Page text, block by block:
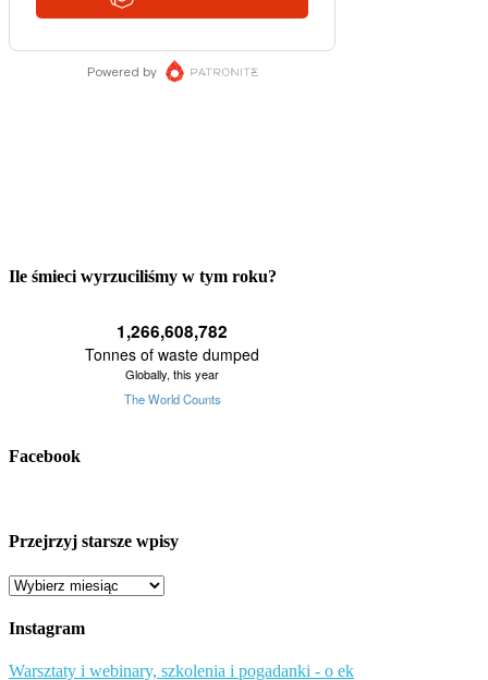
Ile śmieci wyrzuciliśmy w tym roku?
Facebook
Przejrzyj starsze wpisy
Przejrzyj
wpisy
Instagram
Warsztaty i webinary, szkolenia i pogadanki - o ek